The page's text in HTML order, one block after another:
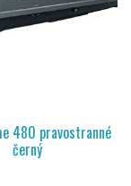
480 pravostranné
černý